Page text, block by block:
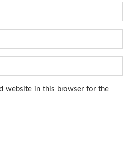
website in this browser for the